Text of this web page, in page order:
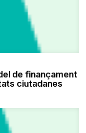
de finançament
ciutadanes